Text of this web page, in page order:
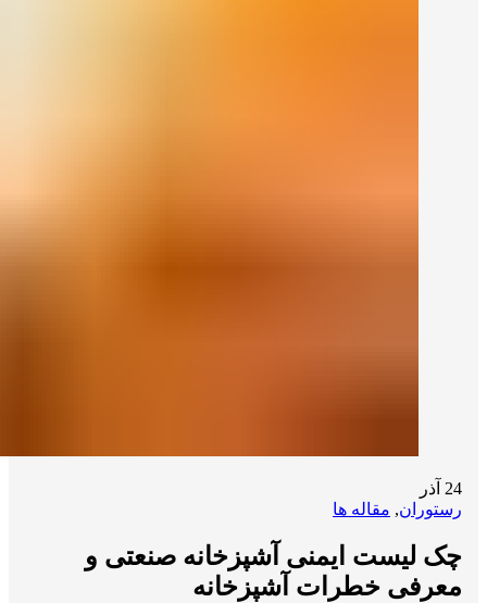
24 آذر
رستوران, مقاله ها
چک لیست ایمنی آشپزخانه صنعتی و
معرفی خطرات آشپزخانه